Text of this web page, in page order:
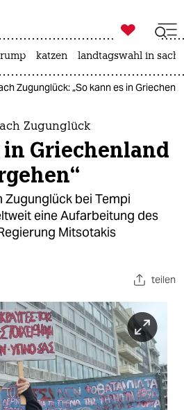
zahl ich
ich

taz zahl ich
katzen landtagswahl in
Zugunglück: „So kann es in
Zugunglück
in Griechenland
bei Tempi
eine Aufarbeitung des
Mitsotakis
teilen